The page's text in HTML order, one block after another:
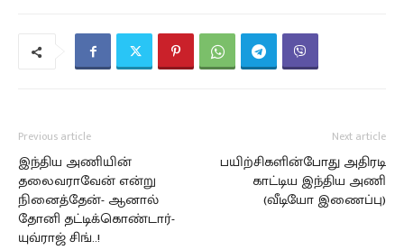
Previous article
இந்திய அணியின்
தலைவராவேன் என்று
நினைத்தேன்- ஆனால்
தோனி தட்டிக்கொண்டார்-
யுவ்ராஜ் சிங்..!
Next article
பயிற்சிகளின்போது அதிரடி
காட்டிய இந்திய அணி
(வீடியோ இணைப்பு)